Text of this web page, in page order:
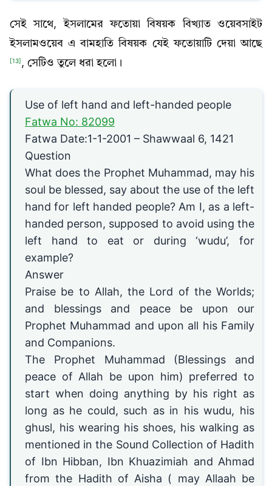
সেই সাথে, ইসলামের ফতোয়া বিষয়ক বিখ্যাত ওয়েবসাইট
ইসলামওয়েব এ বামহাতি বিষয়ক যেই ফতোয়াটি দেয়া আছে
[13] , সেটিও তুলে ধরা হলো।
Use of left hand and left-handed people
Fatwa No: 82099
Fatwa Date:1-1-2001 – Shawwaal 6, 1421
Question
What does the Prophet Muhammad, may his
soul be blessed, say about the use of the left
hand for left handed people? Am I, as a left-
handed person, supposed to avoid using the
left hand to eat or during ‘wudu’, for
example?
Answer
Praise be to Allah, the Lord of the Worlds;
and blessings and peace be upon our
Prophet Muhammad and upon all his Family
and Companions.
The Prophet Muhammad (Blessings and
peace of Allah be upon him) preferred to
start when doing anything by his right as
long as he could, such as in his wudu, his
ghusl, his wearing his shoes, his walking as
mentioned in the Sound Collection of Hadith
of Ibn Hibban, Ibn Khuazimiah and Ahmad
from the Hadith of Aisha ( may Allaah be